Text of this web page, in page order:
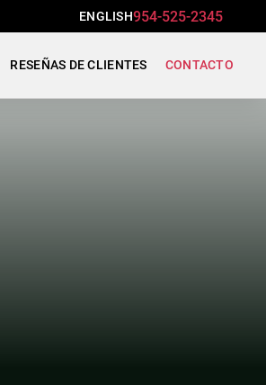
ENGLISH954-525-2345
RESEÑAS DE CLIENTES CONTACTO